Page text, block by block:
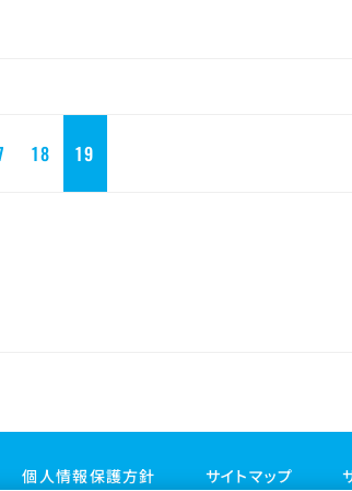
18 19
個人情報保護方針 サイトマップ